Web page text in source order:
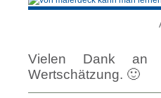
Vielen Dank an
Wertschätzung. 🙂